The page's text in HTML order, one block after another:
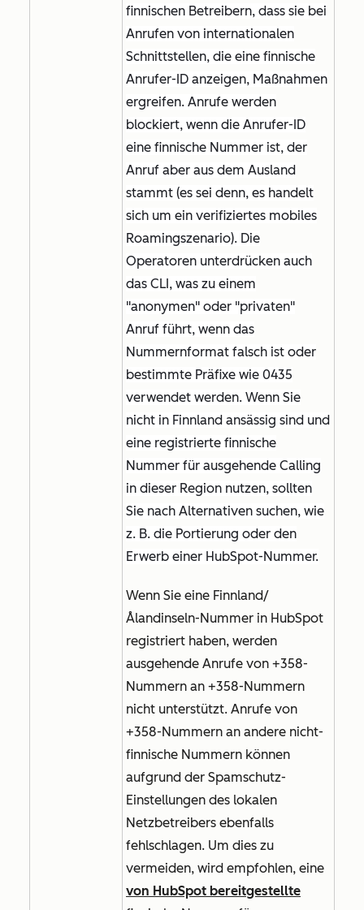
finnischen Betreibern, dass sie bei
Anrufen von internationalen
Schnittstellen, die eine finnische
Anrufer-ID anzeigen, Maßnahmen
ergreifen. Anrufe werden
blockiert, wenn die Anrufer-ID
eine finnische Nummer ist, der
Anruf aber aus dem Ausland
stammt (es sei denn, es handelt
sich um ein verifiziertes mobiles
Roamingszenario). Die
Operatoren unterdrücken auch
das CLI, was zu einem
"anonymen" oder "privaten"
Anruf führt, wenn das
Nummernformat falsch ist oder
bestimmte Präfixe wie 0435
verwendet werden. Wenn Sie
nicht in Finnland ansässig sind und
eine registrierte finnische
Nummer für ausgehende Calling
in dieser Region nutzen, sollten
Sie nach Alternativen suchen, wie
z. B. die Portierung oder den
Erwerb einer HubSpot-Nummer.
Wenn Sie eine Finnland/
Ålandinseln-Nummer in HubSpot
registriert haben, werden
ausgehende Anrufe von +358-
Nummern an +358-Nummern
nicht unterstützt. Anrufe von
+358-Nummern an andere nicht-
finnische Nummern können
aufgrund der Spamschutz-
Einstellungen des lokalen
Netzbetreibers ebenfalls
fehlschlagen. Um dies zu
vermeiden, wird empfohlen, eine
von HubSpot bereitgestellte